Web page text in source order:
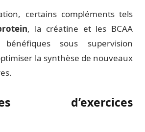
certains compléments tels
, la créatine et les BCAA
sous supervision
la synthèse de nouveaux
d’exercices